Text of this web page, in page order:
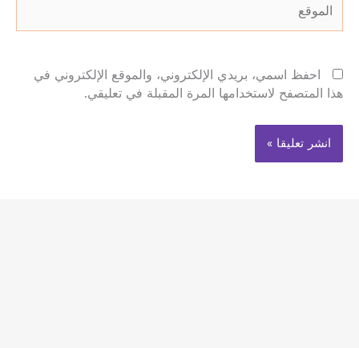
احفظ اسمي، بريدي الإلكتروني، والموقع الإلكتروني في
هذا المتصفح لاستخدامها المرة المقبلة في تعليقي.